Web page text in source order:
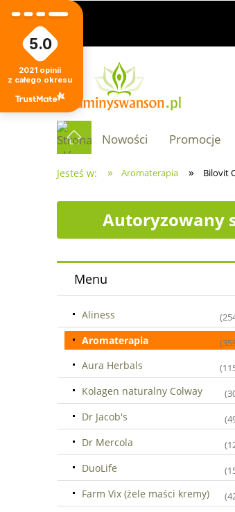
Nowości Promocje
Jesteś w: » Aromaterapia » Bilovit
Autoryzowany
Menu
Aliness
Aromaterapia
Aura Herbals
Kolagen naturalny Colway
Dr Jacob's
Dr Mercola
DuoLife
Farm Vix (żele maści kremy)
5.0
2021 opinii
z całego okresu